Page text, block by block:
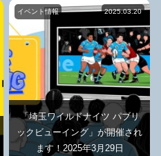
イベント情報 2025.03.20
「埼玉ワイルドナイツ パブリ
ックビューイング」が開催され
ます！2025年3月29日